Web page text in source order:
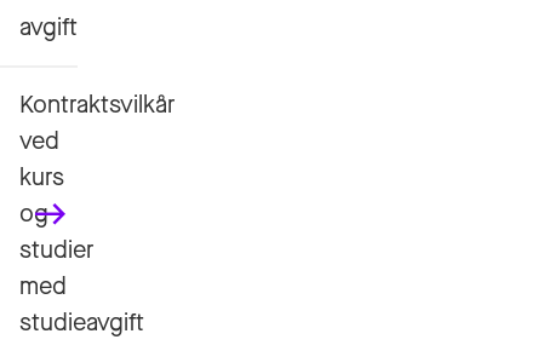
avgift
Kontraktsvilkår
ved
kurs
og
studier
med
studieavgift